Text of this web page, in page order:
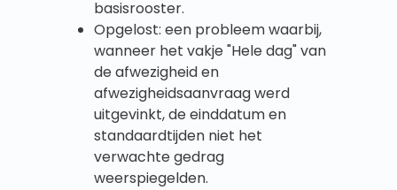
basisrooster.
Opgelost: een probleem waarbij,
wanneer het vakje "Hele dag" van
de afwezigheid en
afwezigheidsaanvraag werd
uitgevinkt, de einddatum en
standaardtijden niet het
verwachte gedrag
weerspiegelden.